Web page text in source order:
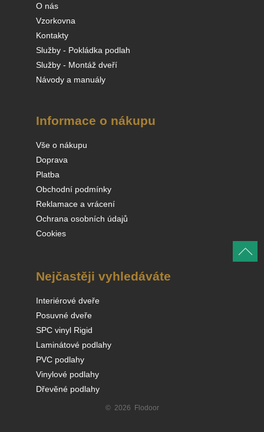
O nás
Vzorkovna
Kontakty
Služby - Pokládka podlah
Služby - Montáž dveří
Návody a manuály
Informace o nákupu
Vše o nákupu
Doprava
Platba
Obchodní podmínky
Reklamace a vrácení
Ochrana osobních údajů
Cookies
Nejčastěji vyhledáváte
Interiérové dveře
Posuvné dveře
SPC vinyl Rigid
Laminátové podlahy
PVC podlahy
Vinylové podlahy
Dřevěné podlahy
© 2026 Flodoor